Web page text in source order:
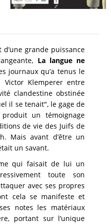
d’une grande puissance
La langue ne
journaux qu’a tenus le
Klemperer entre
clandestine obstinée
il se tenait", le gage de
un témoignage
de vie des Juifs de
Mais avant d’être un
un savant.
qui faisait de lui un
toute son
avec ses propres
cela se manifeste et
notes les matériaux
portant sur l’unique